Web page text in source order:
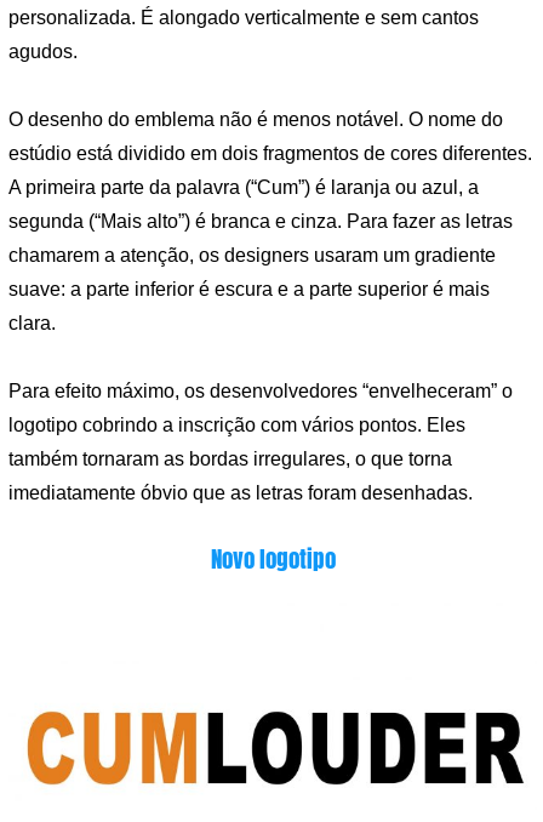
personalizada. É alongado verticalmente e sem cantos
agudos.
O desenho do emblema não é menos notável. O nome do
estúdio está dividido em dois fragmentos de cores diferentes.
A primeira parte da palavra (“Cum”) é laranja ou azul, a
segunda (“Mais alto”) é branca e cinza. Para fazer as letras
chamarem a atenção, os designers usaram um gradiente
suave: a parte inferior é escura e a parte superior é mais
clara.
Para efeito máximo, os desenvolvedores “envelheceram” o
logotipo cobrindo a inscrição com vários pontos. Eles
também tornaram as bordas irregulares, o que torna
imediatamente óbvio que as letras foram desenhadas.
Novo logotipo